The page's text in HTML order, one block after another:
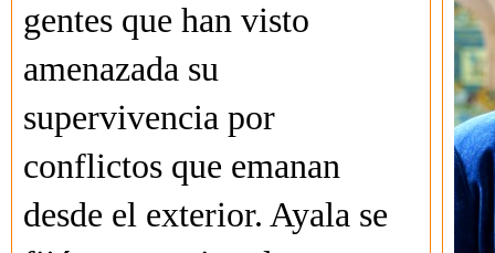
gentes que han visto
amenazada su
supervivencia por
conflictos que emanan
desde el exterior. Ayala se